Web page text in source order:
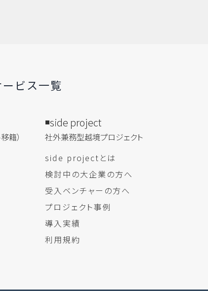
ビス一覧
籍）
side project
社外兼務型​越境プロジェクト
side projectとは
検討中の大企業の方へ
受入ベンチャーの方へ
プロジェクト事例
導入実績
利用規約